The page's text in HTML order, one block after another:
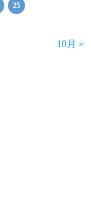
25
10月 »